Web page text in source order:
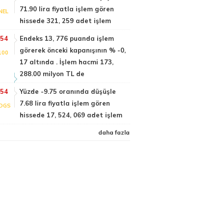
71.90 lira fiyatla işlem gören
hissede 321, 259 adet işlem
Endeks 13, 776 puanda işlem
görerek önceki kapanışının % -0,
17 altında . İşlem hacmi 173,
288.00 milyon TL de
Yüzde -9.75 oranında düşüşle
7.68 lira fiyatla işlem gören
hissede 17, 524, 069 adet işlem
daha fazla